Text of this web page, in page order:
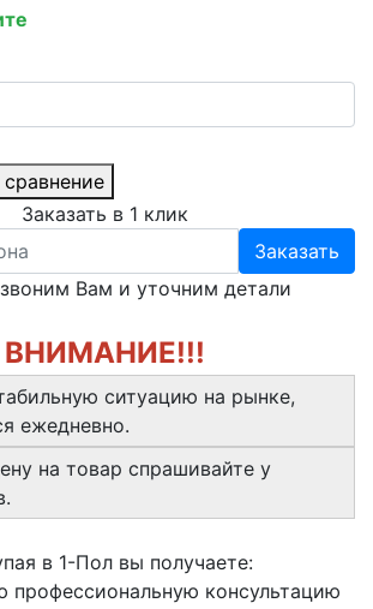
сравнение
Заказать в 1 клик
Заказать
Вам и уточним детали
ВНИМАНИЕ!!!
ситуацию на рынке,
ежедневно.
на товар спрашивайте у
в 1-Пол вы получаете:
профессиональную консультацию